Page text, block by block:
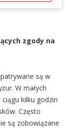
zgody na
są w
W małych
kilku godzin
Często
są zobowiązane